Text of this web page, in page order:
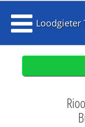
Loodgieter